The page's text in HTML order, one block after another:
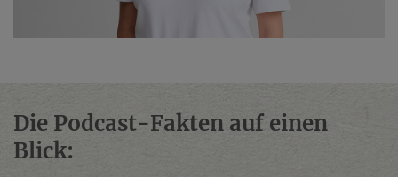
Die Podcast-Fakten auf einen
Blick: